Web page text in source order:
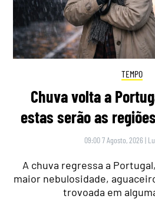
TEMPO
Chuva volta a
estas serão as
09:00 7 Agosto, 2026 |
A chuva regressa a
maior nebulosidade,
trovoada em